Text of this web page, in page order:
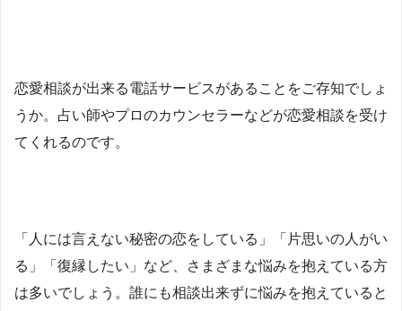
恋愛相談が出来る電話サービスがあることをご存知でしょ
うか。占い師やプロのカウンセラーなどが恋愛相談を受け
てくれるのです。
「人には言えない秘密の恋をしている」「片思いの人がい
る」「復縁したい」など、さまざまな悩みを抱えている方
は多いでしょう。誰にも相談出来ずに悩みを抱えていると